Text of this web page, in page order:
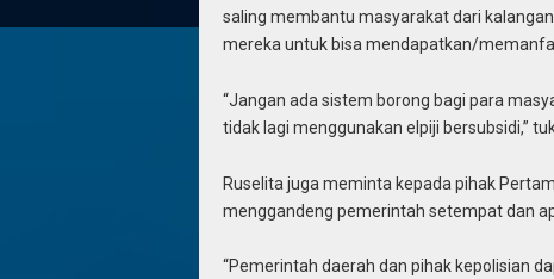
saling membantu masyarakat dari
mereka untuk bisa mendapatkan/
“Jangan ada sistem borong bagi para
tidak lagi menggunakan elpiji bersubsidi,”
Ruselita juga meminta kepada pihak
menggandeng pemerintah setempat dan
“Pemerintah daerah dan pihak kepolisian